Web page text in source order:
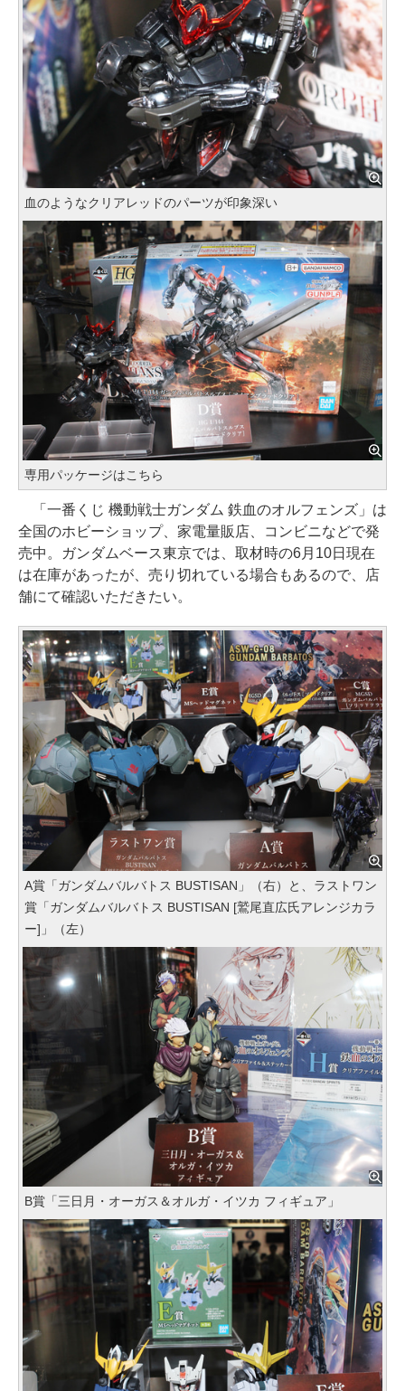
血のようなクリアレッドのパーツが印象深い
専用パッケージはこちら
「一番くじ 機動戦士ガンダム 鉄血のオルフェンズ」は
全国のホビーショップ、家電量販店、コンビニなどで発
売中。ガンダムベース東京では、取材時の6月10日現在
は在庫があったが、売り切れている場合もあるので、店
舗にて確認いただきたい。
A賞「ガンダムバルバトス BUSTISAN」（右）と、ラストワン
賞「ガンダムバルバトス BUSTISAN [鷲尾直広氏アレンジカラ
ー]」（左）
B賞「三日月・オーガス＆オルガ・イツカ フィギュア」